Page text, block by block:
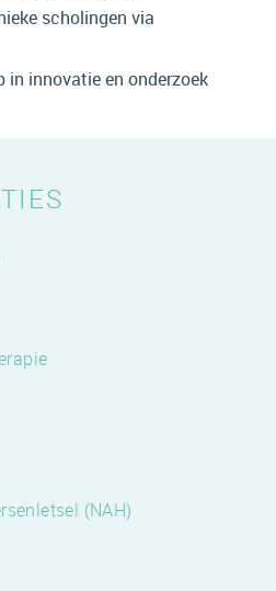
(NAH)
scholingen via
in innovatie en onderzoek